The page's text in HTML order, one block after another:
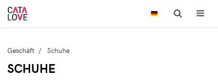
Geschäft Schuhe
SCHUHE